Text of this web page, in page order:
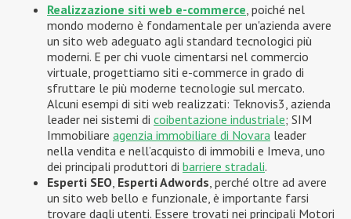
Realizzazione siti web e-commerce , poiché nel
mondo moderno è fondamentale per un'azienda avere
un sito web adeguato agli standard tecnologici più
moderni. E per chi vuole cimentarsi nel commercio
virtuale, progettiamo siti e-commerce in grado di
sfruttare le più moderne tecnologie sul mercato.
Alcuni esempi di siti web realizzati: Teknovis3, azienda
leader nei sistemi di coibentazione industriale; SIM
Immobiliare agenzia immobiliare di Novara leader
nella vendita e nell’acquisto di immobili e Imeva, uno
dei principali produttori di barriere stradali.
Esperti SEO Esperti Adwords , perché oltre ad avere
un sito web bello e funzionale, è importante farsi
trovare dagli utenti. Essere trovati nei principali Motori